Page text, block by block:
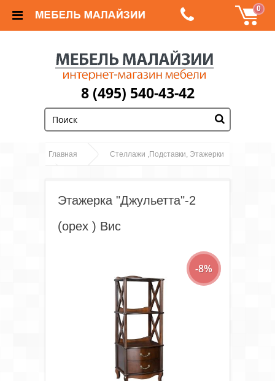
0
8 (495) 540-43-42
Главная Стеллажи ,Подставки, Этажерки
Этажерка "Джульетта"-2
(орех ) Вис
-8%